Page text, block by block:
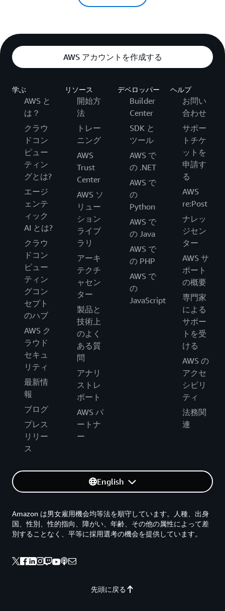
AWS アカウントを作成する
学ぶ
AWS と
は？
クラウ
ドコン
ピュー
ティン
グとは?
エージ
ェンテ
ィック
AI とは?
クラウ
ドコン
ピュー
ティン
グコン
セプト
のハブ
AWS ク
ラウド
セキュ
リティ
最新情
報
ブログ
プレス
リリー
ス
リソース
開始方
法
トレー
ニング
AWS
Trust
Center
AWS ソ
リュー
ション
ライブ
ラリ
アーキ
テクチ
ャセン
ター
製品と
技術上
のよく
ある質
問
アナリ
ストレ
ポート
AWS パ
ートナ
ー
デベロッパー
Builder
Center
SDK と
ツール
AWS で
の .NET
AWS で
の
Python
AWS で
の Java
AWS で
の PHP
AWS で
の
JavaScript
ヘルプ
お問い
合わせ
サポー
トチケ
ットを
申請す
る
AWS
re:Post
ナレッ
ジセン
ター
AWS サ
ポート
の概要
専門家
による
サポー
トを受
ける
AWS の
アクセ
シビリ
ティ
法務関
連
English
先頭に戻る
Amazon は男女雇用機会均等法を順守しています。人種、出身
国、性別、性的指向、障がい、年齢、その他の属性によって差
別することなく、平等に採用選考の機会を提供しています。